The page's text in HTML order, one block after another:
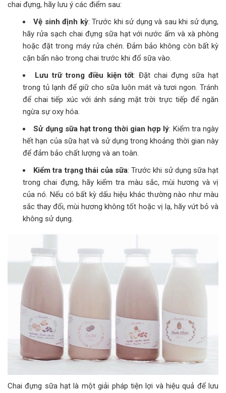
chai đựng, hãy lưu ý các điểm sau:
Vệ sinh định kỳ: Trước khi sử dụng và sau khi sử dụng,
hãy rửa sạch chai đựng sữa hạt với nước ấm và xà phòng
hoặc đặt trong máy rửa chén. Đảm bảo không còn bất kỳ
cặn bẩn nào trong chai trước khi đổ sữa vào.
Lưu trữ trong điều kiện tốt: Đặt chai đựng sữa hạt
trong tủ lạnh để giữ cho sữa luôn mát và tươi ngon. Tránh
để chai tiếp xúc với ánh sáng mặt trời trực tiếp để ngăn
ngừa sự oxy hóa.
Sử dụng sữa hạt trong thời gian hợp lý: Kiểm tra ngày
hết hạn của sữa hạt và sử dụng trong khoảng thời gian này
để đảm bảo chất lượng và an toàn.
Kiểm tra trạng thái của sữa: Trước khi sử dụng sữa hạt
trong chai đựng, hãy kiểm tra màu sắc, mùi hương và vị
của nó. Nếu có bất kỳ dấu hiệu khác thường nào như màu
sắc thay đổi, mùi hương không tốt hoặc vị lạ, hãy vứt bỏ và
không sử dụng.
Chai đựng sữa hạt là một giải pháp tiện lợi và hiệu quả để lưu